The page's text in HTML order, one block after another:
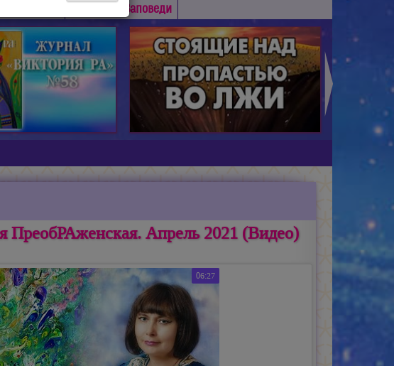
Заповеди ►
ПреобРАженская. Апрель 2021 (Видео)
06:27